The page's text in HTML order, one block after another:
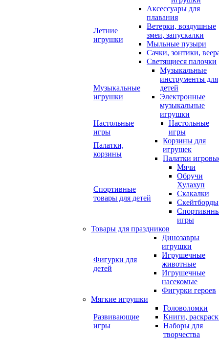
Летние
игрушки
Аксессуары для
плавания
Ветерки, воздушные
змеи, запускалки
Мыльные пузыри
Сачки, зонтики,
Светящиеся палочки
Музыкальные
игрушки
Музыкальные
инструменты для
детей
Электронные
музыкальные
игрушки
Настольные
игры
Настольные
игры
Палатки,
корзины
Корзины для
игрушек
Палатки
Спортивные
товары для детей
Мячи
Обручи
Хулахуп
Скакалки
Скейтборды
игры
Товары для праздников
Фигурки для
детей
Динозавры
игрушки
Игрушечные
животные
Игрушечные
насекомые
Фигурки героев
Мягкие игрушки
Развивающие
игры
Головоломки
Книги,
Наборы для
творчества